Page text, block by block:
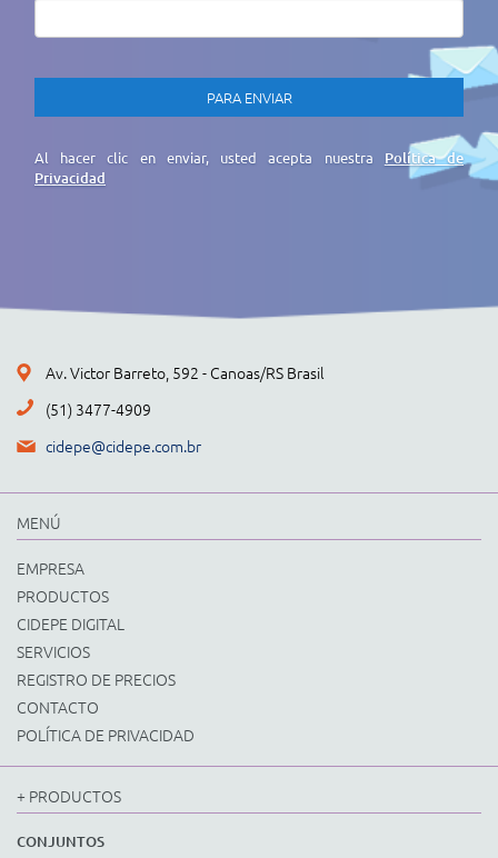
Al hacer clic en enviar, usted acepta nuestra Política de
Privacidad
Av. Victor Barreto, 592 - Canoas/RS Brasil
(51) 3477-4909
cidepe@cidepe.com.br
MENÚ
EMPRESA
PRODUCTOS
CIDEPE DIGITAL
SERVICIOS
REGISTRO DE PRECIOS
CONTACTO
POLÍTICA DE PRIVACIDAD
+ PRODUCTOS
CONJUNTOS